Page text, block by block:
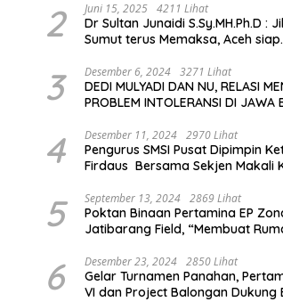
2 Juni 15, 2025 4211 Lihat
Dr Sultan Junaidi S.Sy.MH.Ph.D :
Sumut terus Memaksa, Aceh siap
Internasional
3 Desember 6, 2024 3271 Lihat
DEDI MULYADI DAN NU, RELASI
PROBLEM INTOLERANSI DI JAWA
4 Desember 11, 2024 2970 Lihat
Pengurus SMSI Pusat Dipimpin
Firdaus Bersama Sekjen Makali
Yusuf
5 September 13, 2024 2869 Lihat
Poktan Binaan Pertamina EP
Jatibarang Field, “Membuat
Tikus
6 Desember 23, 2024 2850 Lihat
Gelar Turnamen Panahan,
VI dan Project Balongan Dukung